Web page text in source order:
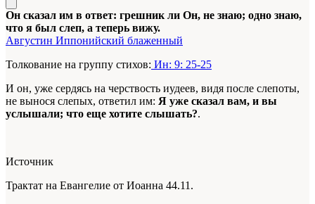
Он сказал им в ответ: грешник ли Он, не знаю; одно знаю,
что я был слеп, а теперь вижу.
Августин Иппонийский блаженный
Толкование на группу стихов: Ин: 9: 25-25
И он, уже сердясь на черствость иудеев, видя после слепоты,
не вынося слепых, ответил им: Я уже сказал вам, и вы
услышали; что еще хотите слышать?.
Источник
Трактат на Евангелие от Иоанна 44.11.